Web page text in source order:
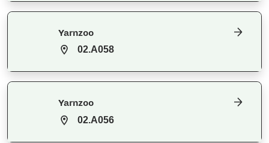
Yarnzoo
02.A058
Yarnzoo
02.A056